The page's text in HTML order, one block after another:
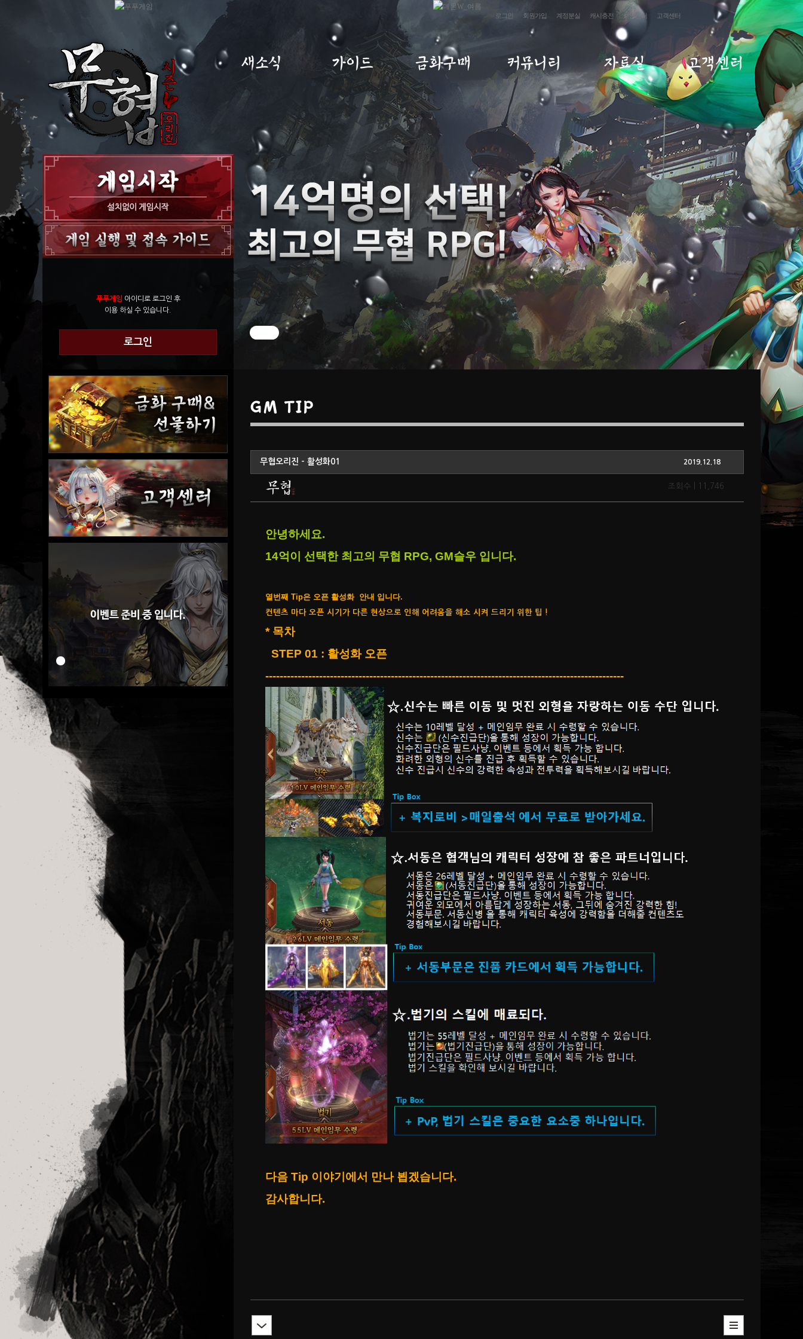
로그인 회원가입 계정분실 캐시충전 보안센터 고객센터
새소식
GM TIP
가이드
초보자가이드
게임소개
직업소개
게임가이드
금화구매
금화구매
구매내역
MP교환소
커뮤니티
자유게시판
이미지게시판
공략게시판
무림재패
건의사항
자료실
갤러리
미디어센터
고객센터
FAQ
1:1문의
답변확인
푸푸게임 아이디로 로그인 후
이용 하실 수 있습니다.
로그인
GM TIP
무협오리진 - 활성화01 2019.12.18
조회수 | 11,746
안녕하세요.
14억이 선택한 최고의 무협 RPG, GM슬우 입니다.
​열번째 Tip은 오픈 활성화 안내 입니다.
컨텐츠 마다 오픈 시기가 다른 현상으로 인해 어려움을 해소 시켜 드리기 위한 팁 !
* 목차
STEP 01 : 활성화 오픈
----------------------------------------------------------------------------------------------------
다음 Tip 이야기에서 만나 뵙겠습니다.
감사합니다.